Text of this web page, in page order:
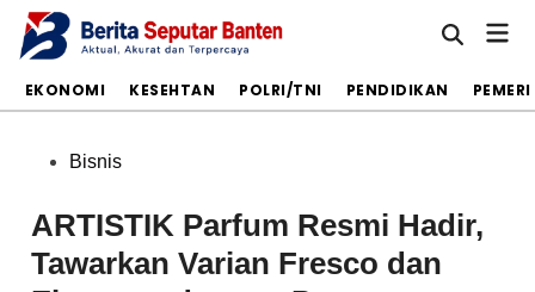
Skip
Open
EKONOMI KESEHTAN POLRI/TNI PENDIDIKAN
PostedBisnis
ARTISTIK Parfum Resmi Hadir,
Tawarkan Varian Fresco dan